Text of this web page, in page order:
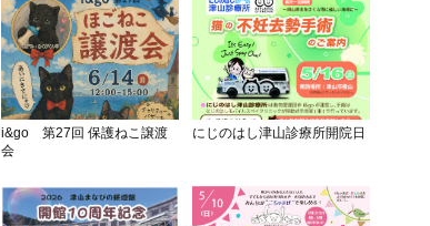
i&go 第27回 保護ねこ譲渡
会
にじのはし津山診療所開院日